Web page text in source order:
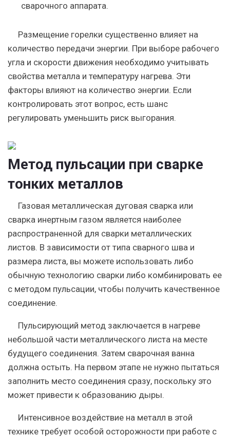
сварочного аппарата.
Размещение горелки существенно влияет на
количество передачи энергии. При выборе рабочего
угла и скорости движения необходимо учитывать
свойства металла и температуру нагрева. Эти
факторы влияют на количество энергии. Если
контролировать этот вопрос, есть шанс
регулировать уменьшить риск выгорания.
Метод пульсации при сварке
тонких металлов
Газовая металлическая дуговая сварка или
сварка инертным газом является наиболее
распространенной для сварки металлических
листов. В зависимости от типа сварного шва и
размера листа, вы можете использовать либо
обычную технологию сварки либо комбинировать ее
с методом пульсации, чтобы получить качественное
соединение.
Пульсирующий метод заключается в нагреве
небольшой части металлического листа на месте
будущего соединения. Затем сварочная ванна
должна остыть. На первом этапе не нужно пытаться
заполнить место соединения сразу, поскольку это
может привести к образованию дыры.
Интенсивное воздействие на металл в этой
технике требует особой осторожности при работе с